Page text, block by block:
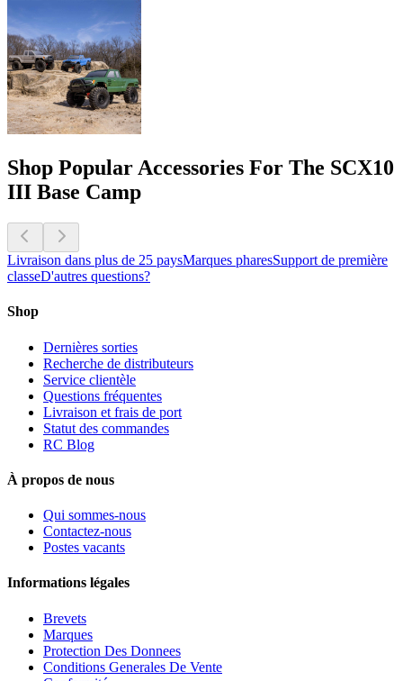
Shop Popular Accessories For The SCX10
III Base Camp
Livraison dans plus de 25 paysMarques pharesSupport de première
classeD'autres questions?
Shop
Dernières sorties
Recherche de distributeurs
Service clientèle
Questions fréquentes
Livraison et frais de port
Statut des commandes
RC Blog
À propos de nous
Qui sommes-nous
Contactez-nous
Postes vacants
Informations légales
Brevets
Marques
Protection Des Donnees
Conditions Generales De Vente